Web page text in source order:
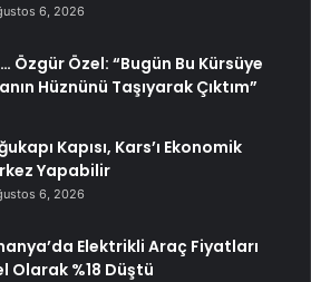
6, 2026
Özgür Özel: “Bugün Bu Kürsüye
Hüznünü Taşıyarak Çıktım”
Kapısı, Kars’ı Ekonomik
Yapabilir
6, 2026
Elektrikli Araç Fiyatları
Olarak %18 Düştü